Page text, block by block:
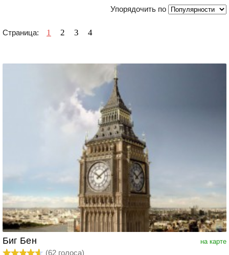
Упорядочить по
Страница: 1 2 3 4
на карте
Биг Бен
(62 голоса)